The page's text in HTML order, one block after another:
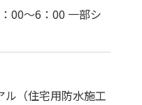
00～6：00 一部シ
ル（住宅用防水施工